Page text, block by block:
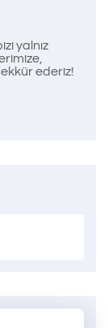
yalnız
ederiz!